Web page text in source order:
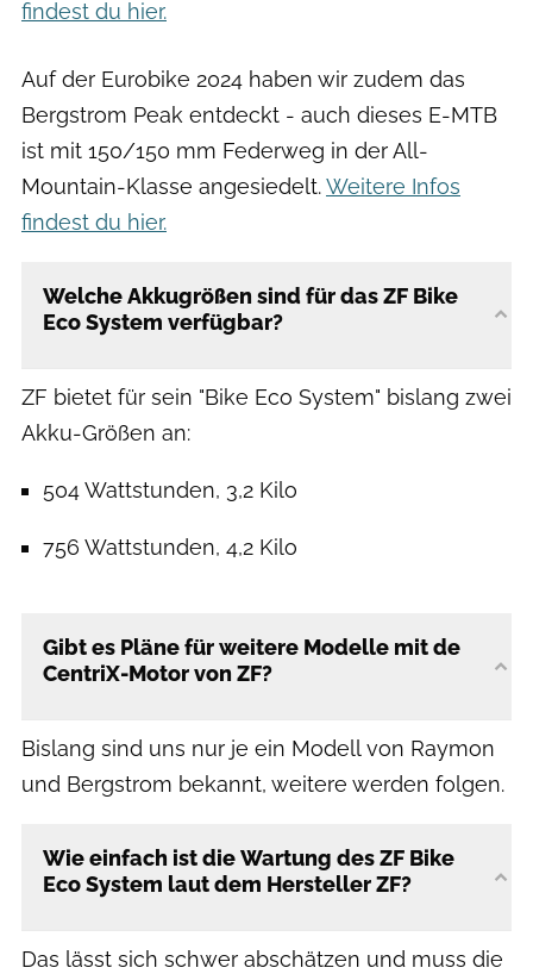
findest du hier.
Auf der Eurobike 2024 haben wir zudem das
Bergstrom Peak entdeckt - auch dieses E-MTB
ist mit 150/150 mm Federweg in der All-
Mountain-Klasse angesiedelt.Weitere Infos
findest du hier.
Welche Akkugrößen sind für das ZF Bike
Eco System verfügbar?
ZF bietet für sein "Bike Eco System" bislang zwei
Akku-Größen an:
504 Wattstunden, 3,2 Kilo
756 Wattstunden, 4,2 Kilo
Gibt es Pläne für weitere Modelle mit de
CentriX-Motor von ZF?
Bislang sind uns nur je ein Modell von Raymon
und Bergstrom bekannt, weitere werden folgen.
Wie einfach ist die Wartung des ZF Bike
Eco System laut dem Hersteller ZF?
Das lässt sich schwer abschätzen und muss die